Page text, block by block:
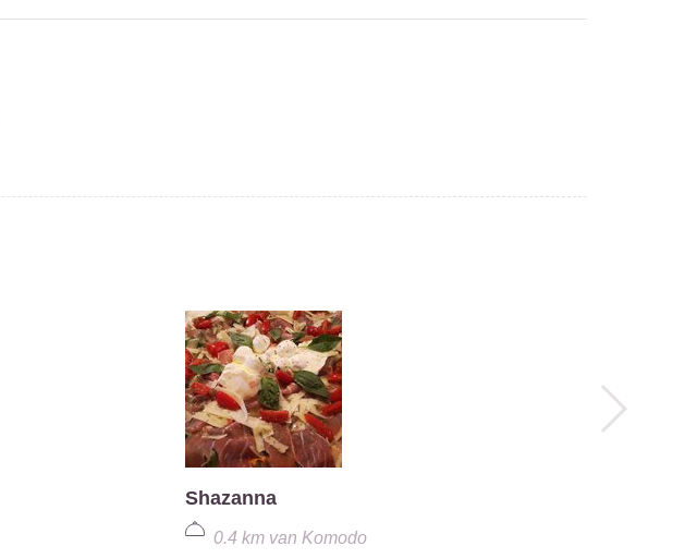
Shazanna
0.4 kmvan Komodo
0.4 km